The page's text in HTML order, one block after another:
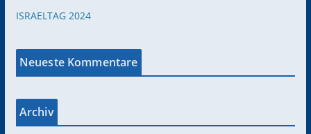
ISRAELTAG 2024
Neueste Kommentare
Archiv